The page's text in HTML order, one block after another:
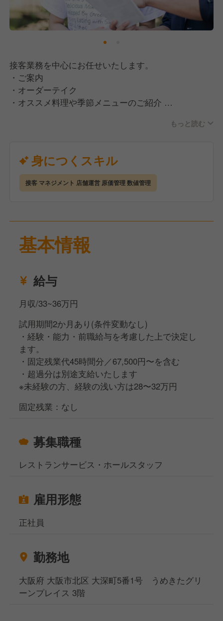
接客業務を中心にお任せいたします。
・ご案内
・オーダーテイク
・オススメ料理や季節メニューのご紹介
心ください◎
＝＝＼ ここがPOINT ／＝＝
⏩️現場が主役となってお店作り！
・店内装飾 など
どうやったら注文率を上げられるか？
現場スタッフが案を出し
単なるスタッフではなく、経営という視点に携われま
す。
⏩️経験の浅い方も一人前になれる研修！
業界未経験、経験の浅い方でもスキルアップできる研
修を多数用意。
サービス研修をはじめ、店長向け研修もあるので今後
サービススキルや店長としてのマネジメントスキルも
またワインや日本酒など幅広い扱いがあるため、将来
ソムリエになりたい方も活躍できます。
月9日休み・年間126〜130日休みの職場。
ます。
日はしっかり身体を休めてください！
もっと読む
身につくスキル
接客 マネジメント 店舗運営 原価管理 数値管理
基本情報
給与
月収/33~36万円
試用期間2か月あり(条件変動なし)
・経験・能力・前職給与を考慮した上で決定し
ます。
・固定残業代45時間分／67,500円〜を含む
・超過分は別途支給いたします
※未経験の方、経験の浅い方は28〜32万円
固定残業：なし
募集職種
レストランサービス・ホールスタッフ
雇用形態
正社員
勤務地
大阪府 大阪市北区 大深町5番1号 うめきたグリ
ーンプレイス 3階